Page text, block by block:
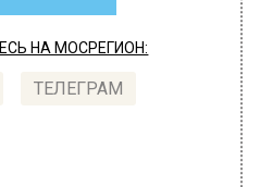
НА МОСРЕГИОН:
ТЕЛЕГРАМ